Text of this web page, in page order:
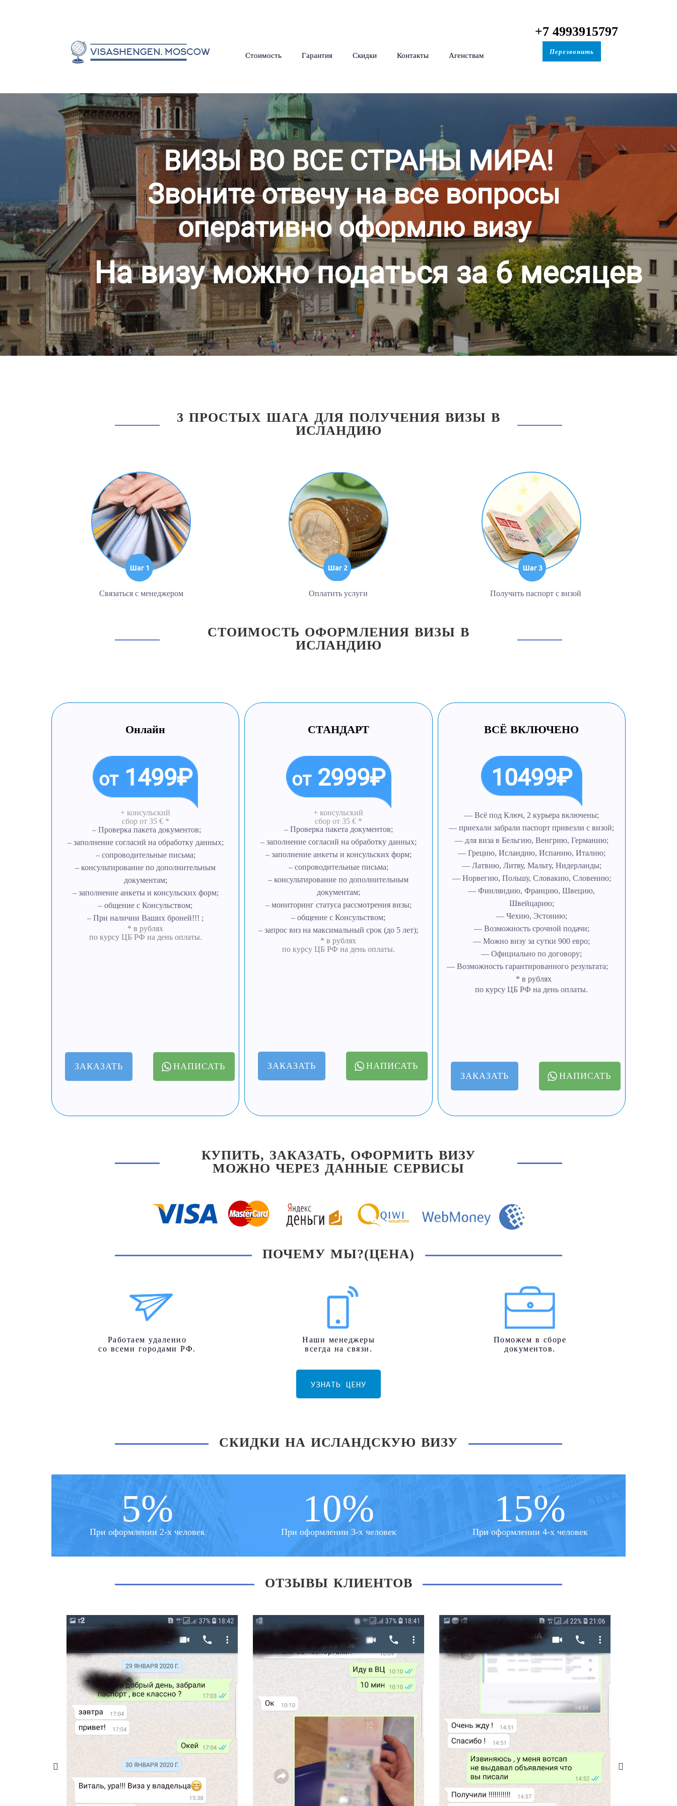
Стоимость Гарантия Скидки Контакты Агенствам
+7 4993915797
Перезвонить
ВИЗЫ ВО ВСЕ СТРАНЫ МИРА!
Звоните отвечу на все вопросы
оперативно оформлю визу
На визу можно податься за 6 месяцев
3 ПРОСТЫХ ШАГА ДЛЯ ПОЛУЧЕНИЯ ВИЗЫ В
ИСЛАНДИЮ
Связаться с менеджером Оплатить услуги Получить паспорт с визой
СТОИМОСТЬ ОФОРМЛЕНИЯ ВИЗЫ В
ИСЛАНДИЮ
Онлайн
от1499₽
+ консульский
сбор от 35 € *
– Проверка пакета документов;
– заполнение согласий на обработку данных;
– сопроводительные письма;
– консультирование по дополнительным
документам;
– заполнение анкеты и консульских форм;
– общение с Консульством;
– При наличии Ваших броней!!! ;
* в рублях
по курсу ЦБ РФ на день оплаты.
ЗАКАЗАТЬ НАПИСАТЬ
СТАНДАРТ
от2999₽
+ консульский
сбор от 35 € *
– Проверка пакета документов;
– заполнение согласий на обработку данных;
– заполнение анкеты и консульских форм;
– сопроводительные письма;
– консультирование по дополнительным
документам;
– мониторинг статуса рассмотрения визы;
– общение с Консульством;
– запрос виз на максимальный срок (до 5 лет);
* в рублях
по курсу ЦБ РФ на день оплаты.
ЗАКАЗАТЬ НАПИСАТЬ
ВСЁ ВКЛЮЧЕНО
10499₽
— Всё под Ключ, 2 курьера включены;
— приехали забрали паспорт привезли с визой;
— для виза в Бельгию, Венгрию, Германию;
— Грецию, Исландию, Испанию, Италию;
— Латвию, Литву, Мальту, Нидерланды;
— Норвегию, Польшу, Словакию, Словению;
— Финляндию, Францию, Швецию,
Швейцарию;
— Чехию, Эстонию;
— Возможность срочной подачи;
— Можно визу за сутки 900 евро;
— Официально по договору;
— Возможность гарантированного результата;
* в рублях
по курсу ЦБ РФ на день оплаты.
ЗАКАЗАТЬ НАПИСАТЬ
КУПИТЬ, ЗАКАЗАТЬ, ОФОРМИТЬ ВИЗУ
МОЖНО ЧЕРЕЗ ДАННЫЕ СЕРВИСЫ
ПОЧЕМУ МЫ?(ЦЕНА)
Работаем удаленно
со всеми городами РФ.
Наши менеджеры
всегда на связи.
Поможем в сборе
документов.
УЗНАТЬ ЦЕНУ
СКИДКИ НА ИСЛАНДСКУЮ ВИЗУ
5%
При оформлении 2-х человек
10%
При оформлении 3-х человек
15%
При оформлении 4-х человек
ОТЗЫВЫ КЛИЕНТОВ